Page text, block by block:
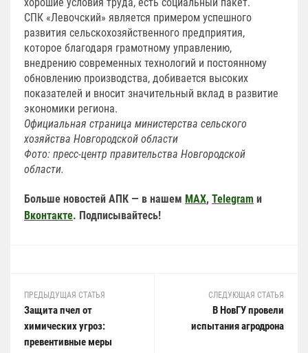
СПК «Левочский» является примером успешного
развития сельскохозяйственного предприятия,
которое благодаря грамотному управлению,
внедрению современных технологий и постоянному
обновлению производства, добивается высоких
показателей и вносит значительный вклад в развитие
экономики региона.
Официальная страница министерства сельского
хозяйства Новгородской области
Фото: пресс-центр правительства Новгородской
области.
Больше новостей АПК — в нашем MAX, Telegram и
Вконтакте. Подписывайтесь!
ПРЕДЫДУЩАЯ СТАТЬЯ
Защита пчел от
химических угроз:
превентивные меры
СЛЕДУЮЩАЯ СТАТЬЯ
В НовГУ провели
испытания агродрона